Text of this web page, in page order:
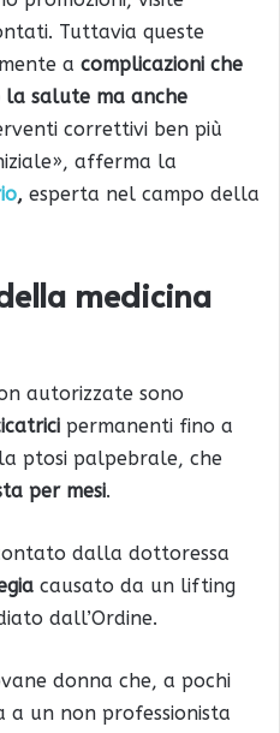
Tuttavia queste
a complicazioni che
salute ma anche
correttivi ben più
afferma la
, esperta nel campo della
medicina
autorizzate sono
permanenti fino a
ptosi palpebrale, che
per mesi.
dalla dottoressa
causato da un lifting
dall’Ordine.
donna che, a pochi
a un non professionista